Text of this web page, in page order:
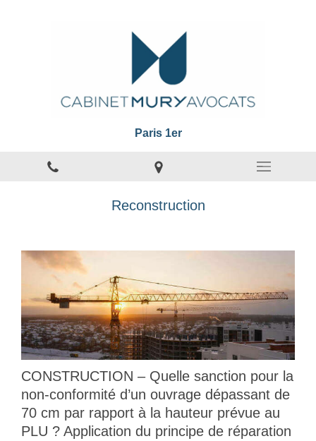
Paris 1er
Reconstruction
CONSTRUCTION – Quelle sanction pour la
non-conformité d’un ouvrage dépassant de
70 cm par rapport à la hauteur prévue au
PLU ? Application du principe de réparation